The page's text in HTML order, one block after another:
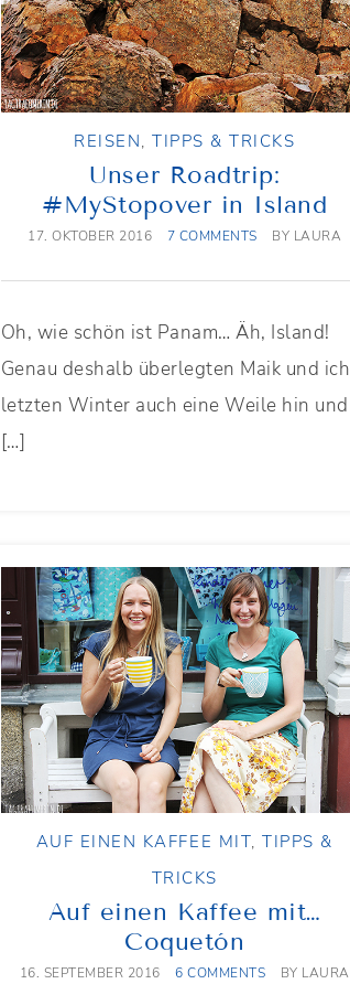
REISEN,TIPPS & TRICKS
Unser Roadtrip:
#MyStopover in Island
17. OKTOBER 2016 7 COMMENTS BY LAURA
Oh, wie schön ist Panam… Äh, Island!
Genau deshalb überlegten Maik und ich
letzten Winter auch eine Weile hin und
[…]
AUF EINEN KAFFEE MIT,TIPPS &
TRICKS
Auf einen Kaffee mit…
Coquetón
16. SEPTEMBER 2016 6 COMMENTS BY LAURA